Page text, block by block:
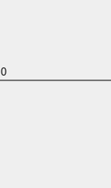
0